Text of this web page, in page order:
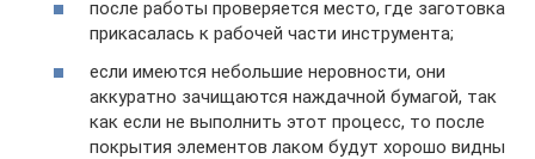
после работы проверяется место, где заготовка
прикасалась к рабочей части инструмента;
если имеются небольшие неровности, они
аккуратно зачищаются наждачной бумагой, так
как если не выполнить этот процесс, то после
покрытия элементов лаком будут хорошо видны